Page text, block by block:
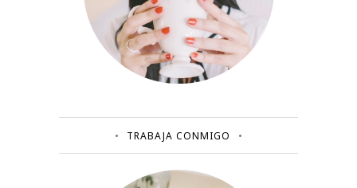
TRABAJA CONMIGO